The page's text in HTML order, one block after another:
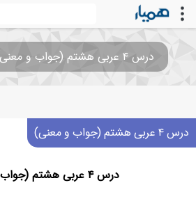
درس ۴ عربی هشتم (جواب و معنی) - همیار آموزش
درس ۴ عربی هشتم (جواب و معنی)
درس ۴ عربی هشتم (جواب و معنی)